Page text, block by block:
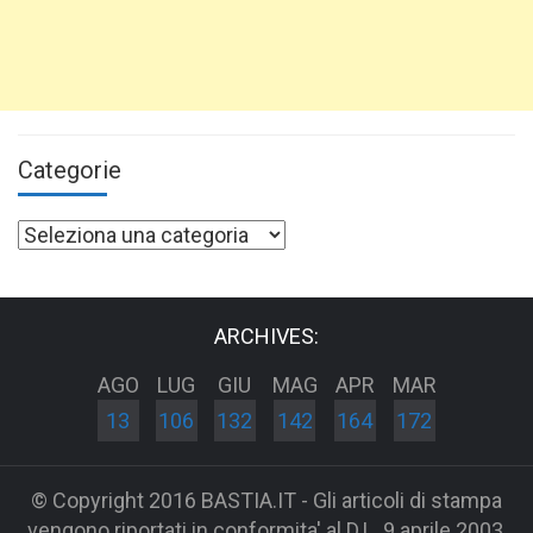
Categorie
Categorie
ARCHIVES:
AGO
13
LUG
106
GIU
132
MAG
142
APR
164
MAR
172
© Copyright 2016 BASTIA.IT - Gli articoli di stampa